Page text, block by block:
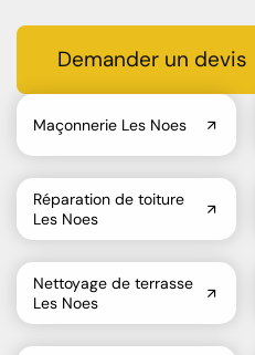
Demander un devis
Maçonnerie Les Noes
Réparation de toiture
Les Noes
Nettoyage de terrasse
Les Noes